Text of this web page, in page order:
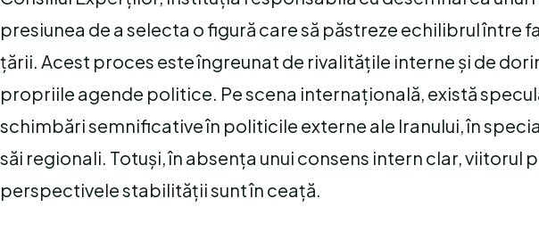
presiunea de a selecta o figură care să păstreze echilibrul
țării. Acest proces este îngreunat de rivalitățile interne și de
propriile agende politice. Pe scena internațională, există
schimbări semnificative în politicile externe ale Iranului, în
săi regionali. Totuși, în absența unui consens intern clar, viitorul
perspectivele stabilității sunt în ceață.